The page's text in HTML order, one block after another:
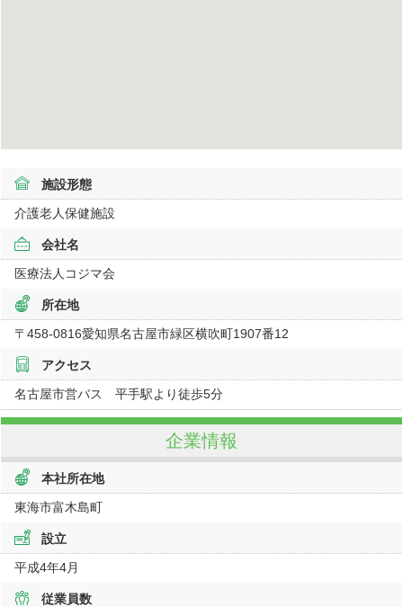
施設形態
介護老人保健施設
会社名
医療法人コジマ会
所在地
〒458-0816愛知県名古屋市緑区横吹町1907番12
アクセス
名古屋市営バス 平手駅より徒歩5分
企業情報
本社所在地
東海市富木島町
設立
平成4年4月
従業員数